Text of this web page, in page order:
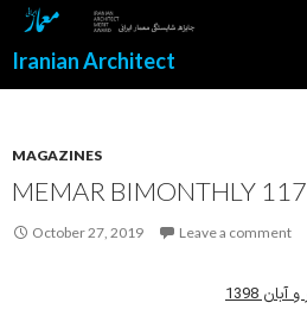
Iranian Architect
MAGAZINES
MEMAR BIMONTHLY 117
October 27, 2019 Leave a comment